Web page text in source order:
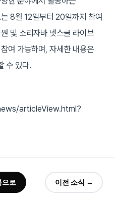
8월 12일부터 20일까지 참여
및 소리자바 넷스쿨 라이브
여 가능하며, 자세한 내용은
수 있다.
articleView.html?
으로 이전 소식 →